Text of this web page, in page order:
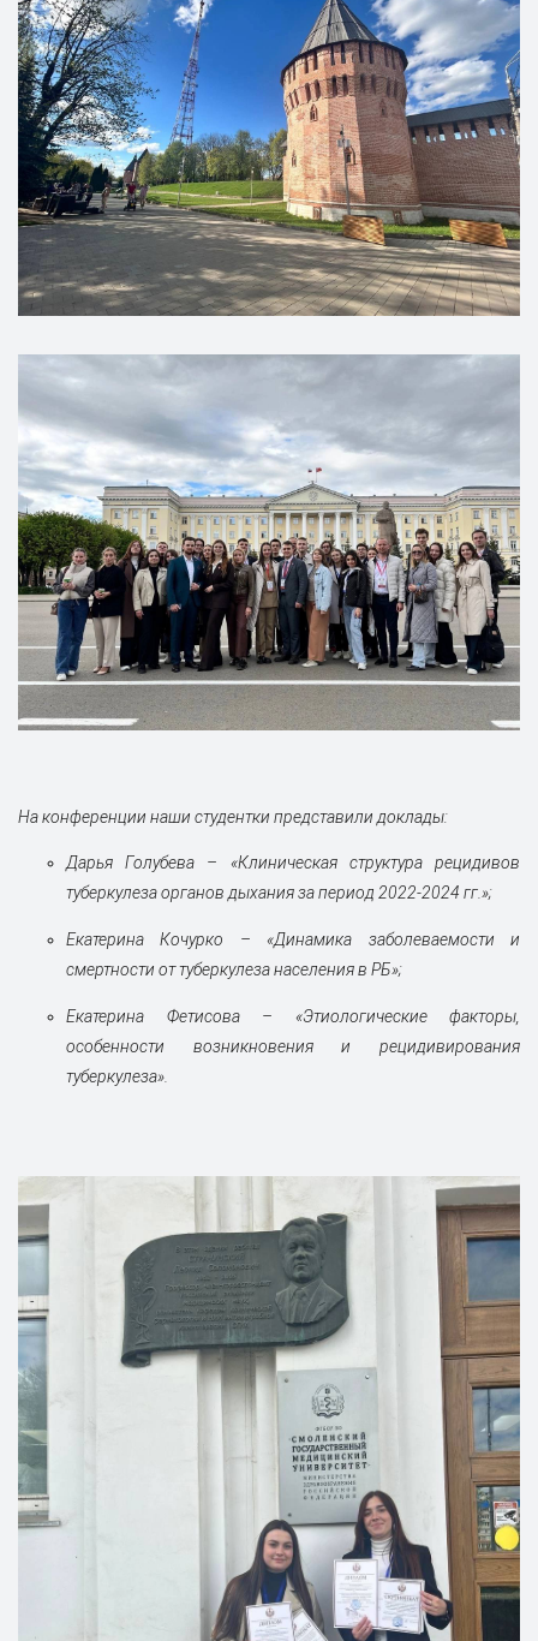
На конференции наши студентки представили доклады:
Дарья Голубева – «Клиническая структура рецидивов
туберкулеза органов дыхания за период 2022-2024 гг.»;
Екатерина Кочурко – «Динамика заболеваемости и
смертности от туберкулеза населения в РБ»;
Екатерина Фетисова – «Этиологические факторы,
особенности возникновения и рецидивирования
туберкулеза».